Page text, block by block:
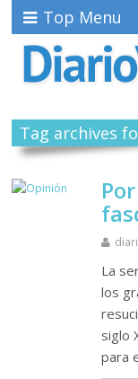
Top Menu
Tag archives
La
los
siglo
para